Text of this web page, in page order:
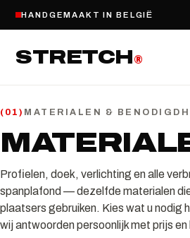
HANDGEMAAKT IN BELGIË
STRETCH®
( 01) MATERIALEN &
Profielen, doek, verlichting en alle
spanplafond — dezelfde materialen
plaatsers gebruiken. Kies wat u nodig
wij antwoorden persoonlijk met prijs